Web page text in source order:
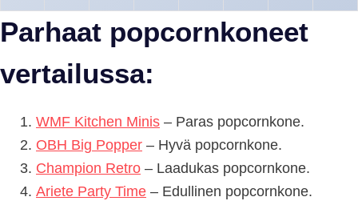
Parhaat popcornkoneet
vertailussa:
WMF Kitchen Minis – Paras popcornkone.
OBH Big Popper – Hyvä popcornkone.
Champion Retro – Laadukas popcornkone.
Ariete Party Time – Edullinen popcornkone.